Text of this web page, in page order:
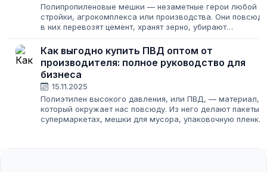
Полипропиленовые мешки — незаметные герои любой
стройки, агрокомплекса или производства. Они
в них перевозят цемент, хранят зерно, убирают
просто тара, а стабильный источник дохода....
Как выгодно купить ПВД оптом от
производителя: полное руководство для
бизнеса
15.11.2025
Полиэтилен высокого давления, или ПВД, — материал,
который окружает нас повсюду. Из него делают пакеты в
супермаркетах, мешки для мусора, упаковочную пленку,